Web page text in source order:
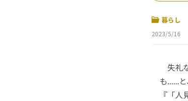
暮らし
2023/5/16
失礼
も......
『「